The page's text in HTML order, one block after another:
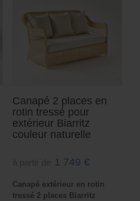
Canapé 2 places en
rotin tressé pour
extérieur Biarritz
couleur naturelle
1 749 €
Canapé extérieur en rotin
tressé 2 places Biarritz